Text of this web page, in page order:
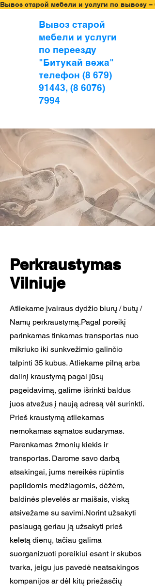
Вывоз старой
мебели и услуги
по переезду
"Битукай вежа"
телефон (8 679)
91443, (8 6076)
7994
Вывоз старой мебели и услуги по вывозу
Perkraustymas
Vilniuje
Atliekame įvairaus dydžio biurų / butų /
Namų perkraustymą.Pagal poreikį
parinkamas tinkamas transportas nuo
mikriuko iki sunkvežimio galinčio
talpinti 35 kubus. Atliekame pilną arba
dalinį kraustymą pagal jūsų
pageidavimą, galime išrinkti baldus
juos atvežus į naują adresą vėl surinkti.
Prieš kraustymą atliekamas
nemokamas sąmatos sudarymas.
Parenkamas žmonių kiekis ir
transportas. Darome savo darbą
atsakingai, jums nereikės rūpintis
papildomis medžiagomis, dėžėm,
baldinės plevelės ar maišais, viską
atsivežame su savimi.Norint užsakyti
paslaugą geriau ją užsakyti prieš
keletą dienų, tačiau galima
suorganizuoti poreikiui esant ir skubos
tvarka, jeigu jus pavedė neatsakingos
kompanijos ar dėl kitų priežasčių